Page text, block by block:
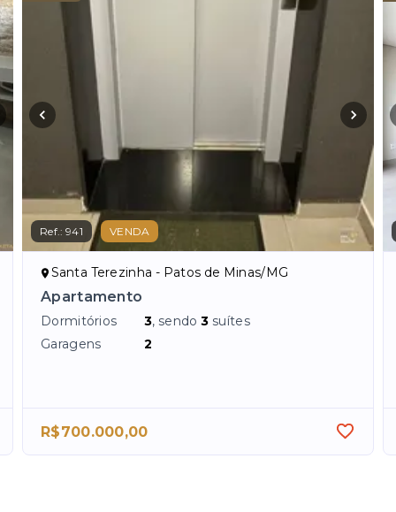
Ref.:941 VENDA
Santa Terezinha - Patos de Minas/MG
Apartamento
Dormitórios 3, sendo3 suítes
Garagens
2
R$700.000,00